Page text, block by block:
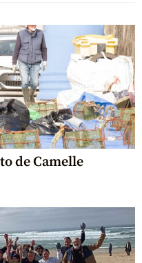
de Camelle